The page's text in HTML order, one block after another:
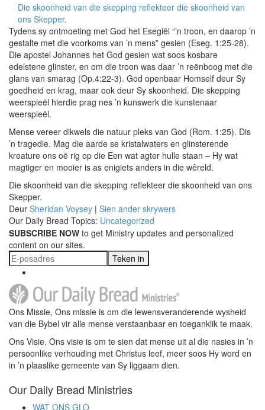
Die skoonheid van die skepping reflekteer die skoonheid van
ons Skepper.
Tydens sy ontmoeting met God het Esegiël “’n troon, en daarop ’n
gestalte met die voorkoms van ’n mens” gesien (Eseg. 1:25-28).
Die apostel Johannes het God gesien wat soos kosbare
edelstene glinster, en om die troon was daar ’n reënboog met die
glans van smarag (Op.4:22-3). God openbaar Homself deur Sy
goedheid en krag, maar ook deur Sy skoonheid. Die skepping
weerspieël hierdie prag nes ’n kunswerk die kunstenaar
weerspieël.
Mense vereer dikwels die natuur pleks van God (Rom. 1:25). Dis
’n tragedie. Mag die aarde se kristalwaters en glinsterende
kreature ons oë rig op die Een wat agter hulle staan – Hy wat
magtiger en mooier is as enigiets anders in die wêreld.
Die skoonheid van die skepping reflekteer die skoonheid van ons
Skepper.
Deur Sheridan Voysey | Sien ander skrywers
Our Daily Bread Topics: Uncategorized
SUBSCRIBE NOW to get Ministry updates and personalized
content on our sites.
Teken in
Ons Missie, Ons missie is om die lewensveranderende wysheid
van die Bybel vir alle mense verstaanbaar en toeganklik te maak.
Ons Visie, Ons visie is om te sien dat mense uit al die nasies in ’n
persoonlike verhouding met Christus leef, meer soos Hy word en
in ’n plaaslike gemeente van Sy liggaam dien.
Our Daily Bread Ministries
WAT ONS GLO